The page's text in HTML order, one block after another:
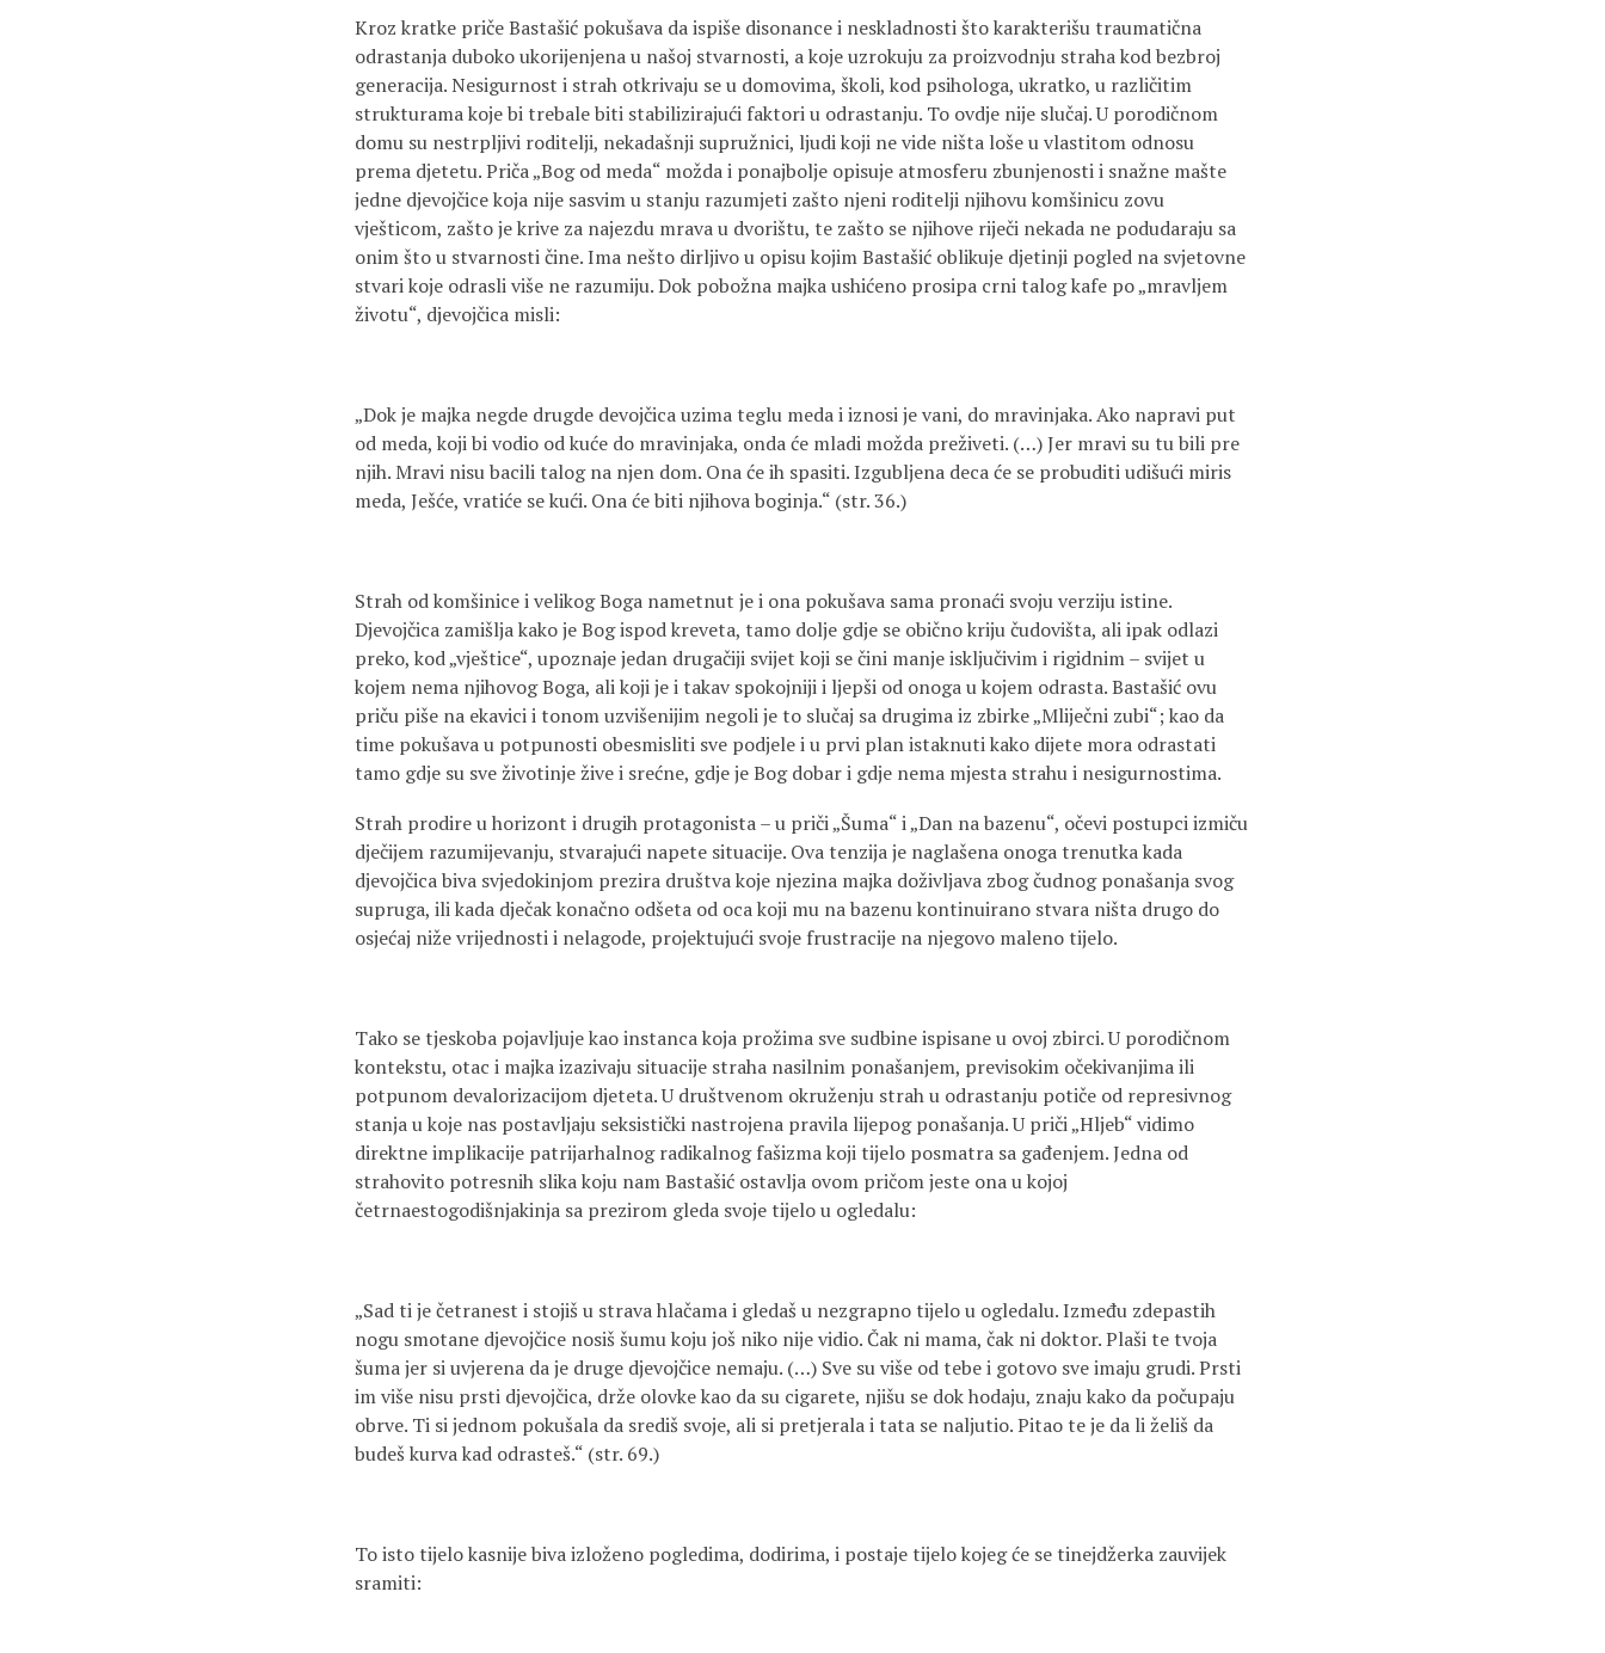
Kroz kratke priče Bastašić pokušava da ispiše disonance i neskladnosti što karakterišu traumatična
odrastanja duboko ukorijenjena u našoj stvarnosti, a koje uzrokuju za proizvodnju straha kod bezbroj
generacija. Nesigurnost i strah otkrivaju se u domovima, školi, kod psihologa, ukratko, u različitim
strukturama koje bi trebale biti stabilizirajući faktori u odrastanju. To ovdje nije slučaj. U porodičnom
domu su nestrpljivi roditelji, nekadašnji supružnici, ljudi koji ne vide ništa loše u vlastitom odnosu
prema djetetu. Priča „Bog od meda“ možda i ponajbolje opisuje atmosferu zbunjenosti i snažne mašte
jedne djevojčice koja nije sasvim u stanju razumjeti zašto njeni roditelji njihovu komšinicu zovu
vješticom, zašto je krive za najezdu mrava u dvorištu, te zašto se njihove riječi nekada ne podudaraju sa
onim što u stvarnosti čine. Ima nešto dirljivo u opisu kojim Bastašić oblikuje djetinji pogled na svjetovne
stvari koje odrasli više ne razumiju. Dok pobožna majka ushićeno prosipa crni talog kafe po „mravljem
životu“, djevojčica misli:
„Dok je majka negde drugde devojčica uzima teglu meda i iznosi je vani, do mravinjaka. Ako napravi put
od meda, koji bi vodio od kuće do mravinjaka, onda će mladi možda preživeti. (…) Jer mravi su tu bili pre
njih. Mravi nisu bacili talog na njen dom. Ona će ih spasiti. Izgubljena deca će se probuditi udišući miris
meda, Ješće, vratiće se kući. Ona će biti njihova boginja.“ (str. 36.)
Strah od komšinice i velikog Boga nametnut je i ona pokušava sama pronaći svoju verziju istine.
Djevojčica zamišlja kako je Bog ispod kreveta, tamo dolje gdje se obično kriju čudovišta, ali ipak odlazi
preko, kod „vještice“, upoznaje jedan drugačiji svijet koji se čini manje isključivim i rigidnim – svijet u
kojem nema njihovog Boga, ali koji je i takav spokojniji i ljepši od onoga u kojem odrasta. Bastašić ovu
priču piše na ekavici i tonom uzvišenijim negoli je to slučaj sa drugima iz zbirke „Mliječni zubi“; kao da
time pokušava u potpunosti obesmisliti sve podjele i u prvi plan istaknuti kako dijete mora odrastati
tamo gdje su sve životinje žive i srećne, gdje je Bog dobar i gdje nema mjesta strahu i nesigurnostima.
Strah prodire u horizont i drugih protagonista – u priči „Šuma“ i „Dan na bazenu“, očevi postupci izmiču
dječijem razumijevanju, stvarajući napete situacije. Ova tenzija je naglašena onoga trenutka kada
djevojčica biva svjedokinjom prezira društva koje njezina majka doživljava zbog čudnog ponašanja svog
supruga, ili kada dječak konačno odšeta od oca koji mu na bazenu kontinuirano stvara ništa drugo do
osjećaj niže vrijednosti i nelagode, projektujući svoje frustracije na njegovo maleno tijelo.
Tako se tjeskoba pojavljuje kao instanca koja prožima sve sudbine ispisane u ovoj zbirci. U porodičnom
kontekstu, otac i majka izazivaju situacije straha nasilnim ponašanjem, previsokim očekivanjima ili
potpunom devalorizacijom djeteta. U društvenom okruženju strah u odrastanju potiče od represivnog
stanja u koje nas postavljaju seksistički nastrojena pravila lijepog ponašanja. U priči „Hljeb“ vidimo
direktne implikacije patrijarhalnog radikalnog fašizma koji tijelo posmatra sa gađenjem. Jedna od
strahovito potresnih slika koju nam Bastašić ostavlja ovom pričom jeste ona u kojoj
četrnaestogodišnjakinja sa prezirom gleda svoje tijelo u ogledalu:
„Sad ti je četranest i stojiš u strava hlačama i gledaš u nezgrapno tijelo u ogledalu. Između zdepastih
nogu smotane djevojčice nosiš šumu koju još niko nije vidio. Čak ni mama, čak ni doktor. Plaši te tvoja
šuma jer si uvjerena da je druge djevojčice nemaju. (…) Sve su više od tebe i gotovo sve imaju grudi. Prsti
im više nisu prsti djevojčica, drže olovke kao da su cigarete, njišu se dok hodaju, znaju kako da počupaju
obrve. Ti si jednom pokušala da središ svoje, ali si pretjerala i tata se naljutio. Pitao te je da li želiš da
budeš kurva kad odrasteš.“ (str. 69.)
To isto tijelo kasnije biva izloženo pogledima, dodirima, i postaje tijelo kojeg će se tinejdžerka zauvijek
sramiti: